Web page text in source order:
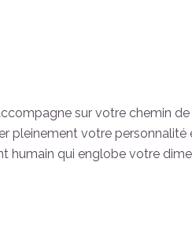
sur votre chemin de
pleinement votre personnalité
humain qui englobe votre